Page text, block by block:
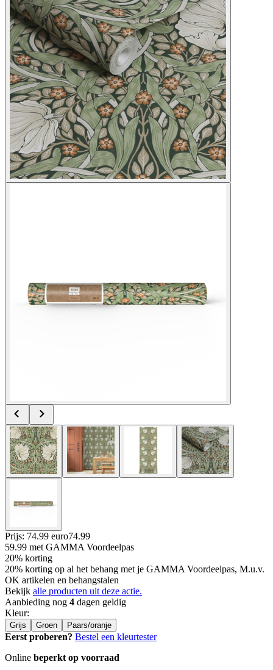
Prijs: 74.99 euro74.99
59.99 met GAMMA Voordeelpas
20% korting
20% korting op al het behang met je GAMMA Voordeelpas, M.u.v.
OK artikelen en behangstalen
Bekijk alle producten uit deze actie.
Aanbieding nog 4 dagen geldig
Kleur:
Grijs Groen Paars/oranje
Eerst proberen? Bestel een kleurtester
Online beperkt op voorraad